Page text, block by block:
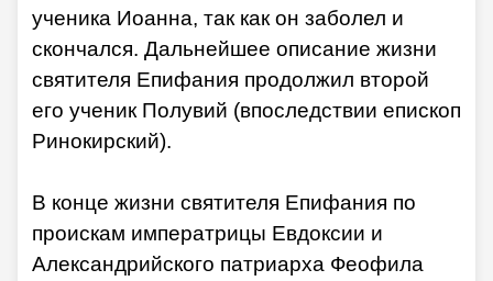
ученика Иоанна, так как он заболел и
скончался. Дальнейшее описание жизни
святителя Епифания продолжил второй
его ученик Полувий (впоследствии епископ
Ринокирский).
В конце жизни святителя Епифания по
проискам императрицы Евдоксии и
Александрийского патриарха Феофила